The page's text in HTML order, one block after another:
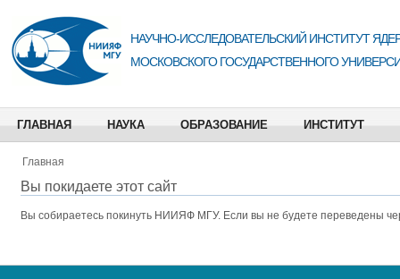
НАУЧНО-ИССЛЕДОВАТЕЛЬСКИЙ ИНСТИТУТ
МОСКОВСКОГО ГОСУДАРСТВЕННОГО
ГЛАВНАЯ НАУКА ОБРАЗОВАНИЕ ИНСТИТУТ
Главная
Вы покидаете этот сайт
Вы собираетесь покинуть НИИЯФ МГУ. Если вы не будете переведены